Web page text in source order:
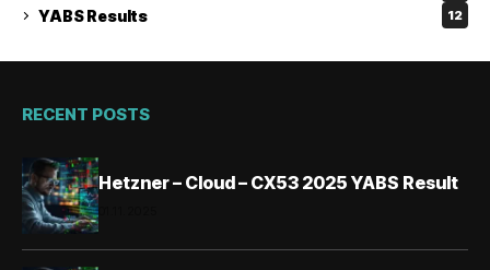
YABS Results 12
RECENT POSTS
Hetzner – Cloud – CX53 2025 YABS Result